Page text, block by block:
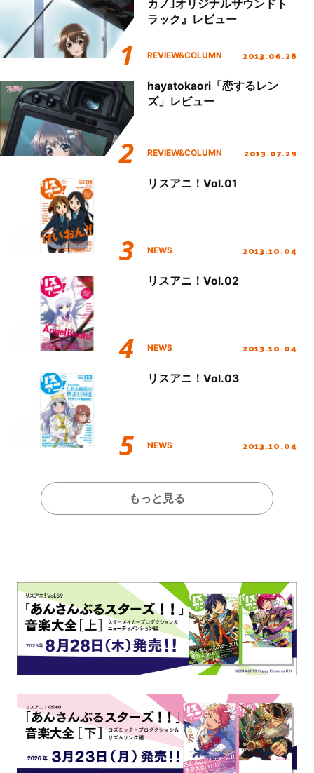
カノ｣オリジナルサウンドト
ラック』レビュー
REVIEW&COLUMN 2013.06.28
hayatokaori「恋するレン
ズ」レビュー
REVIEW&COLUMN 2013.07.29
リスアニ！Vol.01
NEWS 2013.10.04
リスアニ！Vol.02
NEWS 2013.10.04
リスアニ！Vol.03
NEWS 2013.10.04
もっと見る